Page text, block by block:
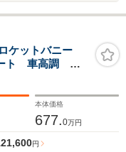
ケットバニー
ト 車高調 ス
ETC 社外18
本体価格
677.0万円
円